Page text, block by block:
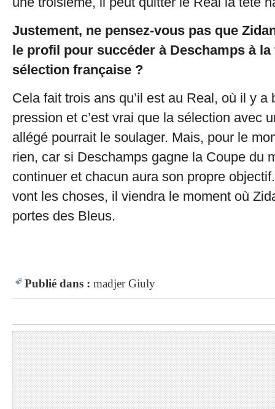
Justement, ne pensez-vous pas que
le profil pour succéder à Deschamps à la
sélection française ?
Cela fait trois ans qu’il est au Real, où il y a
pression et c’est vrai que la sélection avec
allégé pourrait le soulager. Mais, pour le
rien, car si Deschamps gagne la Coupe du
continuer et chacun aura son propre
vont les choses, il viendra le moment où
portes des Bleus.
Publié dans : madjer Giuly